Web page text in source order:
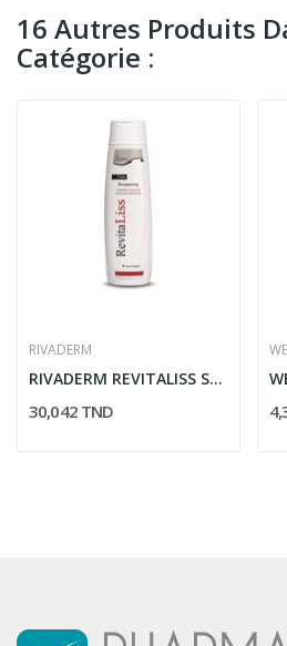
16 Autres Produits
Catégorie :
RIVADERM
RIVADERM REVITALISS SHAMPOOING 200ML
30,042 TND